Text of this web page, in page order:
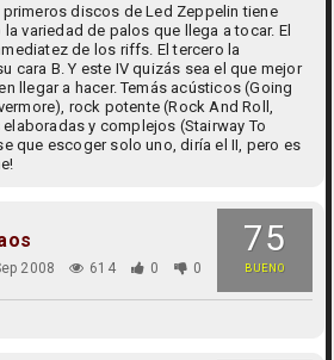
discos de Led Zeppelin tiene
variedad de palos que llega a tocar. El
de los riffs. El tercero la
cara B. Y este IV quizás sea el que mejor
llegar a hacer. Temás acústicos (Going
rock potente (Rock And Roll,
y complejos (Stairway To
que escoger solo uno, diría el II, pero es
75
BUENO
2008 614 0 0